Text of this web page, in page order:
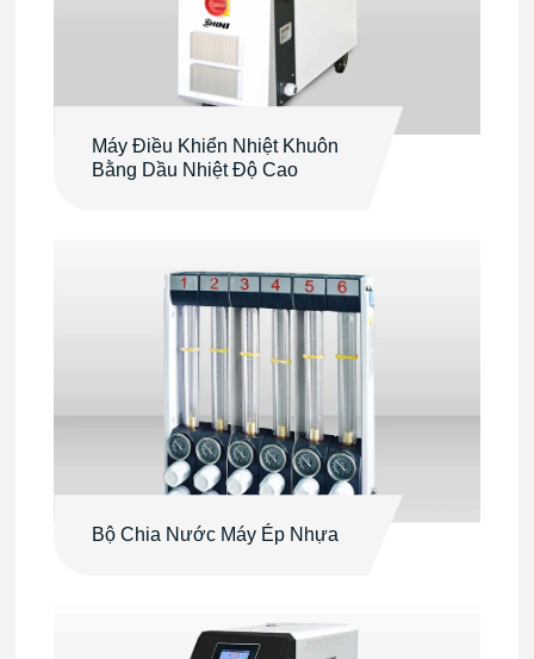
Máy Điều Khiển Nhiệt Khuôn
Bằng Dầu Nhiệt Độ Cao
Bộ Chia Nước Máy Ép Nhựa